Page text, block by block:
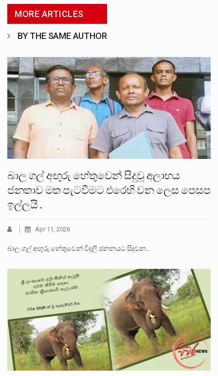
MORE ARTICLES
BY THE SAME AUTHOR
බාල ගල් අඟුරු හේතුවෙන් සිදුවූ අලාභය
ජනතාව මත පැටවීමට එරෙහි වන ලෙස පෙසප
ඉල්ලයි .
Apr 11, 2026
බාල ගල් අඟුරු හේතුවෙන් විදුලි ජනනයට සිදුවන…